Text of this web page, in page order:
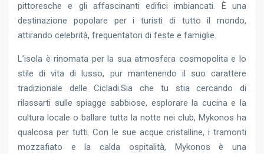
pittoresche e gli affascinanti edifici imbiancati. È una
destinazione popolare per i turisti di tutto il mondo,
attirando celebrità, frequentatori di feste e famiglie.
L’isola è rinomata per la sua atmosfera cosmopolita e lo
stile di vita di lusso, pur mantenendo il suo carattere
tradizionale delle Cicladi.Sia che tu stia cercando di
rilassarti sulle spiagge sabbiose, esplorare la cucina e la
cultura locale o ballare tutta la notte nei club, Mykonos ha
qualcosa per tutti. Con le sue acque cristalline, i tramonti
mozzafiato e la calda ospitalità, Mykonos è una